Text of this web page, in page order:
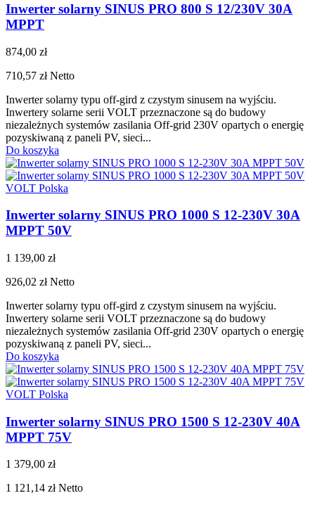
Inwerter solarny SINUS PRO 800 S 12/230V 30A
MPPT
874,00 zł
710,57 złNetto
Inwerter solarny typu off-gird z czystym sinusem na wyjściu.
Inwertery solarne serii VOLT przeznaczone są do budowy
niezależnych systemów zasilania Off-grid 230V opartych o energię
pozyskiwaną z paneli PV, sieci...
Do koszyka
VOLT Polska
Inwerter solarny SINUS PRO 1000 S 12-230V 30A
MPPT 50V
1 139,00 zł
926,02 złNetto
Inwerter solarny typu off-gird z czystym sinusem na wyjściu.
Inwertery solarne serii VOLT przeznaczone są do budowy
niezależnych systemów zasilania Off-grid 230V opartych o energię
pozyskiwaną z paneli PV, sieci...
Do koszyka
VOLT Polska
Inwerter solarny SINUS PRO 1500 S 12-230V 40A
MPPT 75V
1 379,00 zł
1 121,14 złNetto